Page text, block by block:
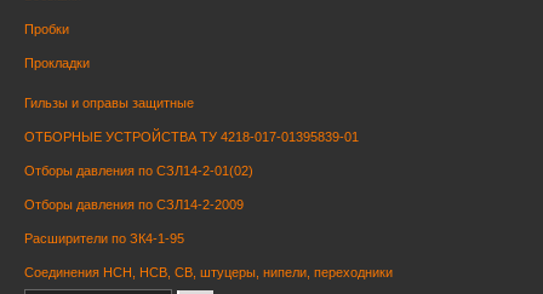
Пробки
Прокладки
Гильзы и оправы защитные
ОТБОРНЫЕ УСТРОЙСТВА ТУ 4218-017-01395839-01
Отборы давления по СЗЛ14-2-01(02)
Отборы давления по СЗЛ14-2-2009
Расширители по ЗК4-1-95
Соединения НСН, НСВ, СВ, штуцеры, нипели, переходники